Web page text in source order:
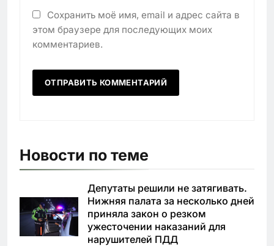
Сохранить моё имя, email и адрес сайта в
этом браузере для последующих моих
комментариев.
Новости по теме
Депутаты решили не затягивать.
Нижняя палата за несколько дней
приняла закон о резком
ужесточении наказаний для
нарушителей ПДД